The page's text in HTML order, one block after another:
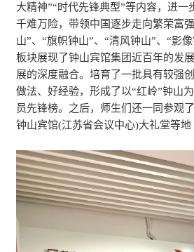
大精神”“时代先锋典型”等内容，进一
千难万险，带领中国逐步走向繁荣富
山”、“旗帜钟山”、“清风钟山”、“影
板块展现了钟山宾馆集团近百年的发
展的深度融合。培育了一批具有较强
做法、好经验，形成了以“红岭”钟山
员先锋榜。之后，师生们还一同参观
钟山宾馆(江苏省会议中心)大礼堂等地